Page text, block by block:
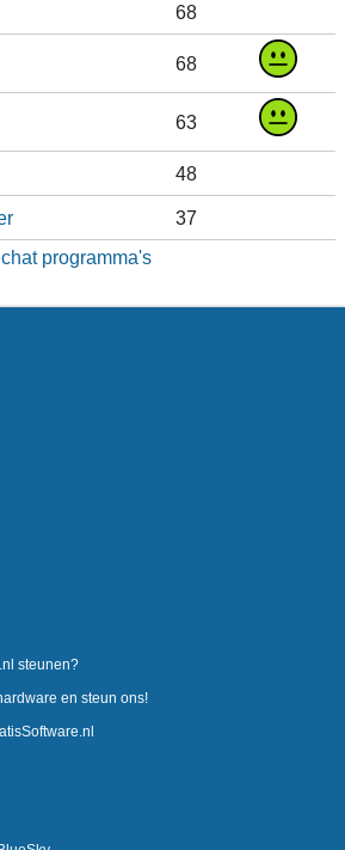
68
68
63
48
37
programma's
steunen?
en steun ons!